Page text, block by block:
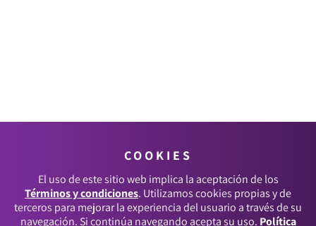
COOKIES
El uso de este sitio web implica la aceptación de los
Términos y condiciones. Utilizamos cookies propias y de
terceros para mejorar la experiencia del usuario a través de su
navegación. Si continúa navegando acepta su uso. Política